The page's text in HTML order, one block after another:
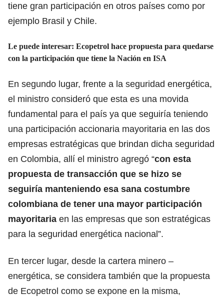
tiene gran participación en otros países como por
ejemplo Brasil y Chile.
Le puede interesar: Ecopetrol hace propuesta para quedarse
con la participación que tiene la Nación en ISA
En segundo lugar, frente a la seguridad energética,
el ministro consideró que esta es una movida
fundamental para el país ya que seguiría teniendo
una participación accionaria mayoritaria en las dos
empresas estratégicas que brindan dicha seguridad
en Colombia, allí el ministro agregó “con esta
propuesta de transacción que se hizo se
seguiría manteniendo esa sana costumbre
colombiana de tener una mayor participación
mayoritaria en las empresas que son estratégicas
para la seguridad energética nacional”.
En tercer lugar, desde la cartera minero –
energética, se considera también que la propuesta
de Ecopetrol como se expone en la misma,